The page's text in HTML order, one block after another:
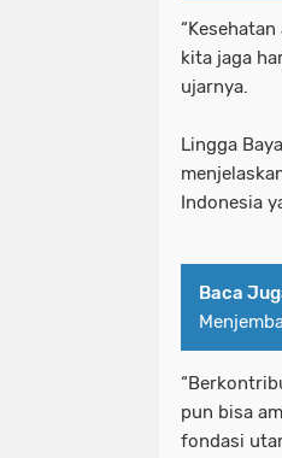
kita jaga
ujarnya.
Lingga
Indonesia
Baca
pun bisa
fondasi